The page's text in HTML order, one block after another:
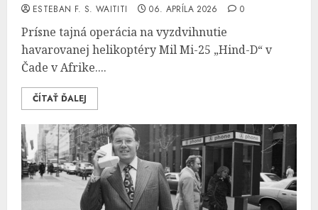
ESTEBAN F. S. WAITITI 06. APRÍLA 2026 0
Prísne tajná operácia na vyzdvihnutie
havarovanej helikoptéry Mil Mi-25 „Hind-D“ v
Čade v Afrike....
ČÍTAŤ ĎALEJ